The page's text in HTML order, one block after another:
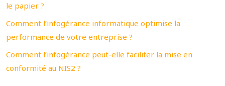
le papier ?
Comment l’infogérance informatique optimise la
performance de votre entreprise ?
Comment l’infogérance peut-elle faciliter la mise en
conformité au NIS2 ?